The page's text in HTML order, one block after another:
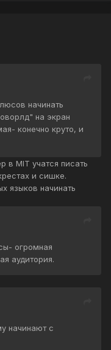
начинать
на экран
конечно круто, и
в MIT учатся писать
и сишке.
языков начинать
огромная
аудитория.
начинают с